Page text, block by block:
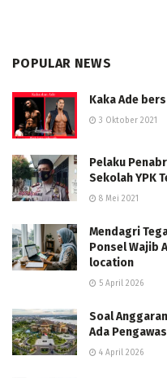
POPULAR NEWS
Kaka Ade
3 Oktober 2021
Pelaku
Sekolah YPK
8 Mei 2021
Mendagri
Ponsel Wajib
location
5 April 2026
Soal
Ada
4 April 2026